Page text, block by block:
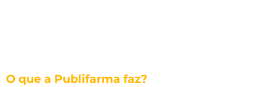
O que a Publifarma faz?